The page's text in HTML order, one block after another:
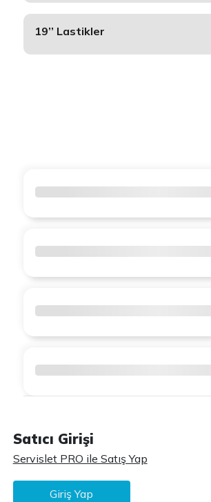
19’’ Lastikler
Satıcı Girişi
Servislet PRO ile Satış Yap
Giriş Yap